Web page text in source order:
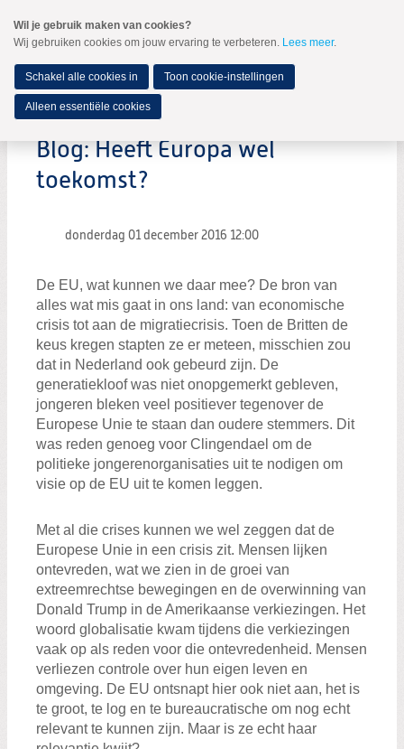
naar
Spring
de
inhoud
Spring
naar
hoofdmenu
MENU
Zoeken:
Zoeken
Blog: Heeft Europa wel
toekomst?
donderdag 01 december 2016 12:00
De EU, wat kunnen we daar mee? De bron van
alles wat mis gaat in ons land: van economische
crisis tot aan de migratiecrisis. Toen de Britten de
keus kregen stapten ze er meteen, misschien zou
dat in Nederland ook gebeurd zijn. De
generatiekloof was niet onopgemerkt gebleven,
jongeren bleken veel positiever tegenover de
Europese Unie te staan dan oudere stemmers. Dit
was reden genoeg voor Clingendael om de
politieke jongerenorganisaties uit te nodigen om
visie op de EU uit te komen leggen.
Met al die crises kunnen we wel zeggen dat de
Europese Unie in een crisis zit. Mensen lijken
ontevreden, wat we zien in de groei van
extreemrechtse bewegingen en de overwinning van
Donald Trump in de Amerikaanse verkiezingen. Het
woord globalisatie kwam tijdens die verkiezingen
vaak op als reden voor die ontevredenheid. Mensen
verliezen controle over hun eigen leven en
omgeving. De EU ontsnapt hier ook niet aan, het is
te groot, te log en te bureaucratische om nog echt
relevant te kunnen zijn. Maar is ze echt haar
Wil je gebruik maken van cookies?
Wij gebruiken cookies om jouw ervaring te verbeteren. Lees meer.
Schakel alle cookies in Toon cookie-instellingen
Alleen essentiële cookies